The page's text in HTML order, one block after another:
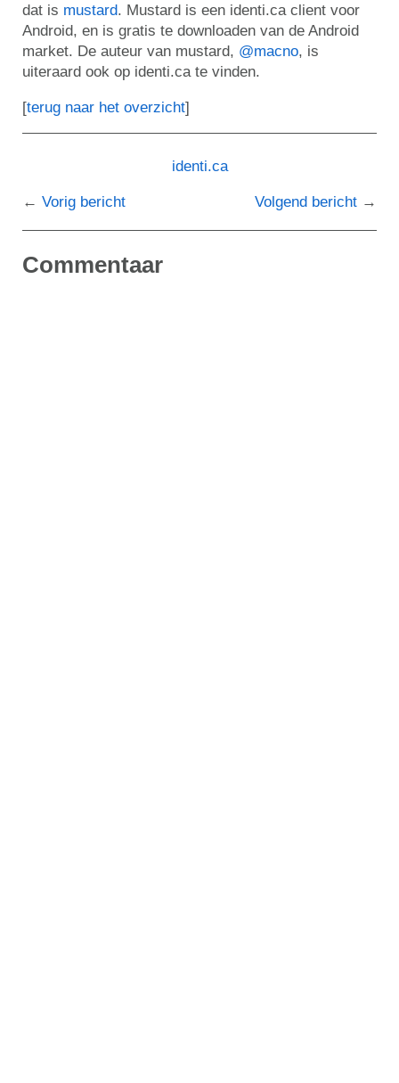
dat is mustard. Mustard is een identi.ca client voor
Android, en is gratis te downloaden van de Android
market. De auteur van mustard, @macno, is
uiteraard ook op identi.ca te vinden.
[terug naar het overzicht]
identi.ca
Vorig bericht Volgend bericht
Commentaar